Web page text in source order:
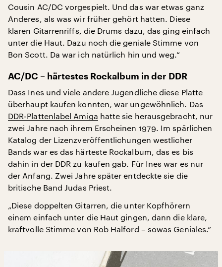
Cousin AC/DC vorgespielt. Und das war etwas ganz
Anderes, als was wir früher gehört hatten. Diese
klaren Gitarrenriffs, die Drums dazu, das ging einfach
unter die Haut. Dazu noch die geniale Stimme von
Bon Scott. Da war ich natürlich hin und weg.“
AC/DC – härtestes Rockalbum in der DDR
Dass Ines und viele andere Jugendliche diese Platte
überhaupt kaufen konnten, war ungewöhnlich. Das
DDR-Plattenlabel Amiga hatte sie herausgebracht, nur
zwei Jahre nach ihrem Erscheinen 1979. Im spärlichen
Katalog der Lizenzveröffentlichungen westlicher
Bands war es das härteste Rockalbum, das es bis
dahin in der DDR zu kaufen gab. Für Ines war es nur
der Anfang. Zwei Jahre später entdeckte sie die
britische Band Judas Priest.
„Diese doppelten Gitarren, die unter Kopfhörern
einem einfach unter die Haut gingen, dann die klare,
kraftvolle Stimme von Rob Halford – sowas Geniales.“